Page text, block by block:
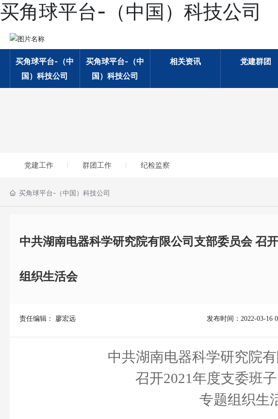
买角球平台-（中国）科技公司
买角球平台-（中
国）科技公司
买角球平台-（中
国）科技公司
相关资讯 党建群团
党建工作 群团工作 纪检监察
买角球平台-（中国）科技公司
中共湖南电器科学研究院有限公司支部委员会 召
组织生活会
责任编辑： 廖宏远 发布时间：2022-03-16
中共湖南电器科学研究院
召开2021年度支委班
专题组织生